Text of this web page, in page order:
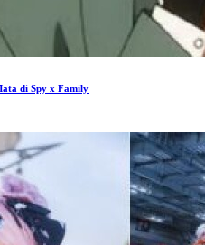
di Spy x Family